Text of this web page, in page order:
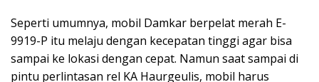
Seperti umumnya, mobil Damkar berpelat merah E-
9919-P itu melaju dengan kecepatan tinggi agar bisa
sampai ke lokasi dengan cepat. Namun saat sampai di
pintu perlintasan rel KA Haurgeulis, mobil harus